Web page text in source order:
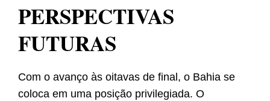
PERSPECTIVAS
FUTURAS
Com o avanço às oitavas de final, o Bahia se
coloca em uma posição privilegiada. O